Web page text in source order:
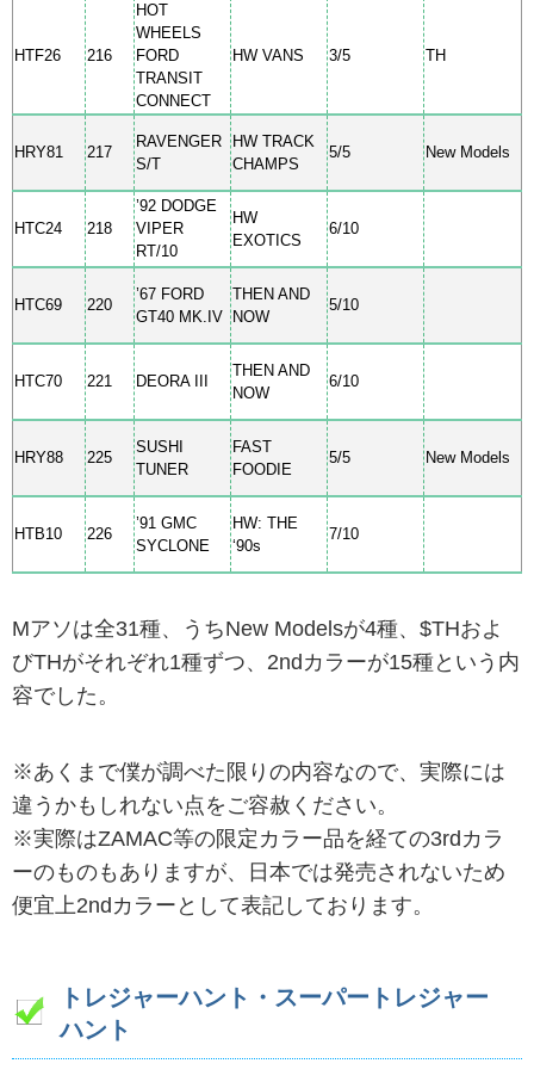
HTF26 216
HOT
WHEELS
FORD
TRANSIT
CONNECT
HW VANS 3/5 TH
HRY81 217
RAVENGER
S/T
HW TRACK
CHAMPS
5/5 New Models
HTC24 218
’92 DODGE
VIPER
RT/10
HW
EXOTICS
6/10
HTC69 220
’67 FORD
GT40 MK.IV
THEN AND
NOW
5/10
HTC70 221 DEORA III
THEN AND
NOW
6/10
HRY88 225
SUSHI
TUNER
FAST
FOODIE
5/5 New Models
HTB10 226
’91 GMC
SYCLONE
HW: THE
‘90s
7/10
Mアソは全31種、うちNew Modelsが4種、$THおよ
びTHがそれぞれ1種ずつ、2ndカラーが15種という内
容でした。
※あくまで僕が調べた限りの内容なので、実際には
違うかもしれない点をご容赦ください。
※実際はZAMAC等の限定カラー品を経ての3rdカラ
ーのものもありますが、日本では発売されないため
便宜上2ndカラーとして表記しております。
トレジャーハント・スーパートレジャー
ハント